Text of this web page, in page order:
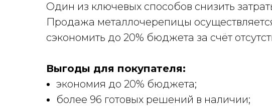
Один из ключевых способов снизить
Продажа металлочерепицы
сэкономить до 20% бюджета за счёт
Выгоды для покупателя:
экономия до 20% бюджета;
более 96 готовых решений в наличии;